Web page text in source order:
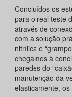
Concluídos os
para o real teste
através de
com a solução
nitrílica e
chegamos à
paredes do
manutenção da
elasticamente,